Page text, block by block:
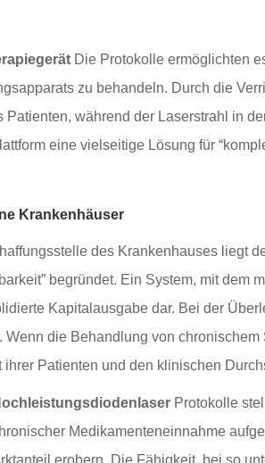
Die Protokolle ermöglichten
zu behandeln. Durch die
während der Laserstrahl in
eine vielseitige Lösung für
Krankenhäuser
des Krankenhauses liegt
begründet. Ein System, mit
Kapitalausgabe dar. Bei der
die Behandlung von
Patienten und den klinischen
Protokolle
Medikamenteneinnahme
erobern. Die Fähigkeit, bei so